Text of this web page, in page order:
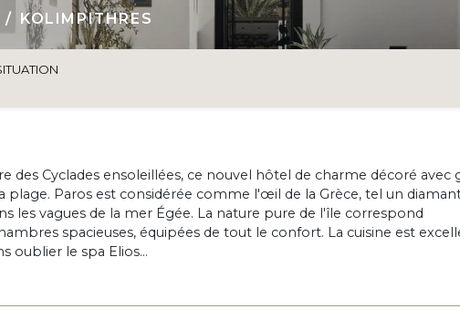
KOLIMPITHRES
des Cyclades ensoleillées, ce nouvel hôtel de charme décoré avec
plage. Paros est considérée comme l'œil de la Grèce, tel un
les vagues de la mer Égée. La nature pure de l'île correspond
spacieuses, équipées de tout le confort. La cuisine est
oublier le spa Elios...